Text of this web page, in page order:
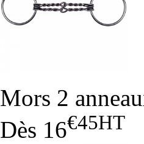
Mors 2
Dès 16€45HT